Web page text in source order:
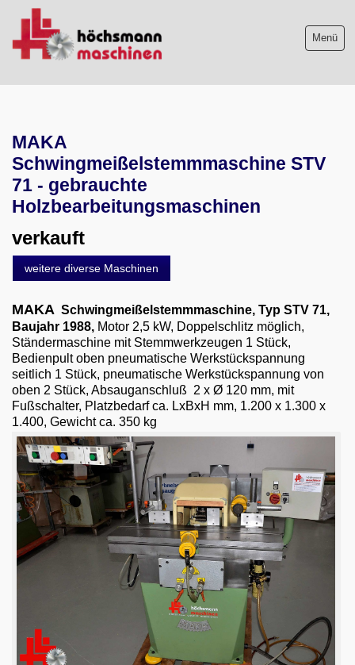
Menü
Maschinenankauf
Shop
Videos
Service
06103-9744-0
Email
English
MAKA
Schwingmeißelstemmmaschine STV
71 - gebrauchte
Holzbearbeitungsmaschinen
verkauft
weitere diverse Maschinen
MAKA Schwingmeißelstemmmaschine, Typ STV 71,
Baujahr 1988, Motor 2,5 kW, Doppelschlitz möglich,
Ständermaschine mit Stemmwerkzeugen 1 Stück,
Bedienpult oben pneumatische Werkstückspannung
seitlich 1 Stück, pneumatische Werkstückspannung von
oben 2 Stück, Absauganschluß 2 x Ø 120 mm, mit
Fußschalter, Platzbedarf ca. LxBxH mm, 1.200 x 1.300 x
1.400, Gewicht ca. 350 kg